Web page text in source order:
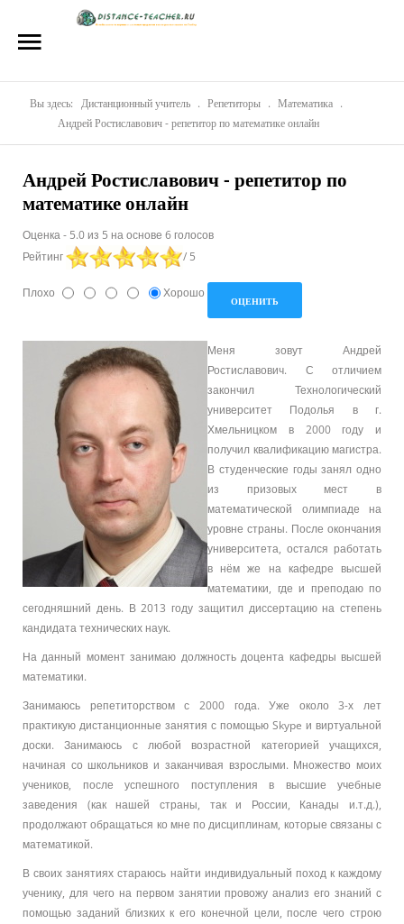
Репетиторы
Стоимость
Акции
Блог
Контакты
Вы здесь: Дистанционный учитель . Репетиторы . Математика .
Андрей Ростиславович - репетитор по математике онлайн
Андрей Ростиславович - репетитор по
математике онлайн
Оценка - 5.0 из 5 на основе 6 голосов
Рейтинг
/ 5
Плохо Хорошо
Меня зовут Андрей
Ростиславович. С отличием
закончил Технологический
университет Подолья в г.
Хмельницком в 2000 году и
получил квалификацию магистра.
В студенческие годы занял одно
из призовых мест в
математической олимпиаде на
уровне страны. После окончания
университета, остался работать
в нём же на кафедре высшей
математики, где и преподаю по
сегодняшний день. В 2013 году защитил диссертацию на степень
кандидата технических наук.
На данный момент занимаю должность доцента кафедры высшей
математики.
Занимаюсь репетиторством с 2000 года. Уже около 3-х лет
практикую дистанционные занятия с помощью Skype и виртуальной
доски. Занимаюсь с любой возрастной категорией учащихся,
начиная со школьников и заканчивая взрослыми. Множество моих
учеников, после успешного поступления в высшие учебные
заведения (как нашей страны, так и России, Канады и.т.д.),
продолжают обращаться ко мне по дисциплинам, которые связаны с
математикой.
В своих занятиях стараюсь найти индивидуальный поход к каждому
ученику, для чего на первом занятии провожу анализ его знаний с
помощью заданий близких к его конечной цели, после чего строю